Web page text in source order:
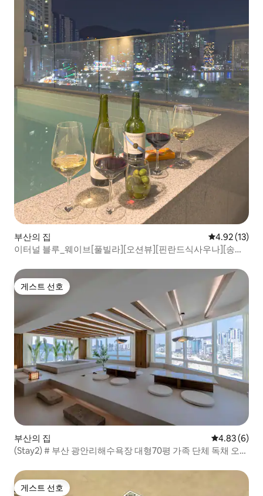
부산의 집 평점 4.92점
4.92 (13)
이터널 블루_웨이브[풀빌라][오션뷰][핀란드식사우나][송도
게스트 선호
게스트 선호
부산의 집 평점 4.83점
4.83 (6)
(Stay2) # 부산 광안리해수욕장 대형70평 가족 단체 독채 오션
게스트 선호
게스트 선호